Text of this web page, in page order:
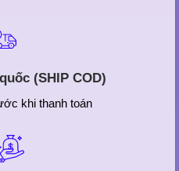
(SHIP COD)
khi thanh toán